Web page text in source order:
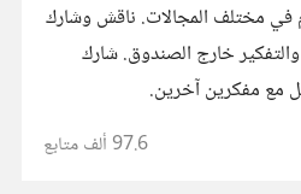
في مختلف المجالات. ناقش وشارك
خارج الصندوق. شارك
مع مفكرين آخرين.
97.6 ألف متابع